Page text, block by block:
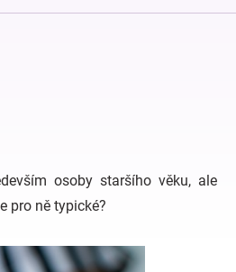
osoby staršího věku, ale
pro ně typické?